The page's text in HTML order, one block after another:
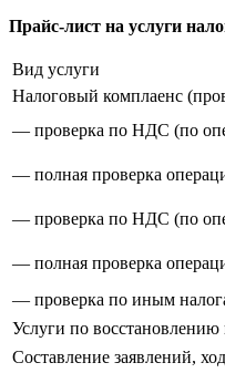
Прайс-лист на услуги
Вид услуги
Налоговый комплаенс
— проверка по НДС (по
— полная проверка
— проверка по НДС (по
— полная проверка
— проверка по иным
Услуги по восстановлению
Составление заявлений,